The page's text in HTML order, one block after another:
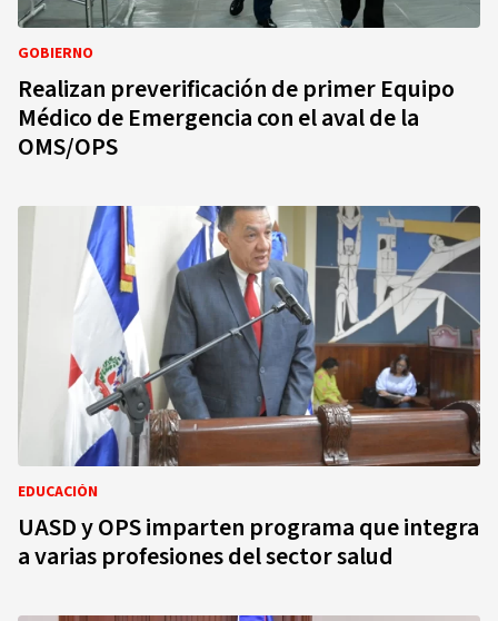
GOBIERNO
Realizan preverificación de primer Equipo
Médico de Emergencia con el aval de la
OMS/OPS
EDUCACIÓN
UASD y OPS imparten programa que integra
a varias profesiones del sector salud